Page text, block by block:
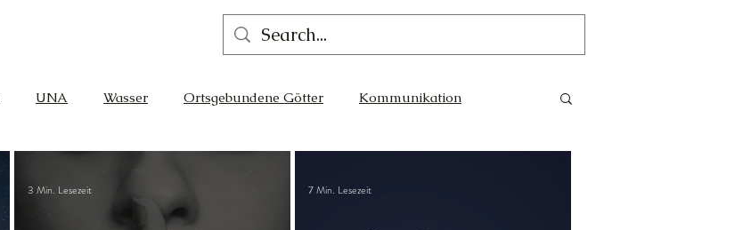
UNA Wasser Ortsgebundene Götter Kommunikation
Gleichgewicht
3 Min. Lesezeit 7 Min. Lesezeit